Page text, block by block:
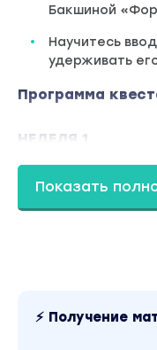
Бакшиной
Научитесь
удерживать
Программа
НЕДЕЛЯ 1
Утренние
энергии на день?
«А что если» -
Показать
⚡ Получение